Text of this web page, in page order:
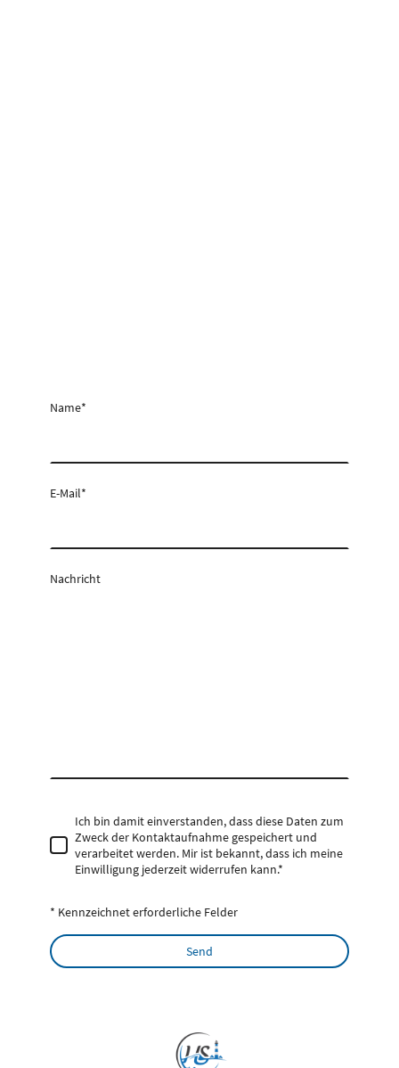
Name*
E-Mail*
Nachricht
Ich bin damit einverstanden, dass diese Daten zum
Zweck der Kontaktaufnahme gespeichert und
verarbeitet werden. Mir ist bekannt, dass ich meine
Einwilligung jederzeit widerrufen kann.*
* Kennzeichnet erforderliche Felder
Send